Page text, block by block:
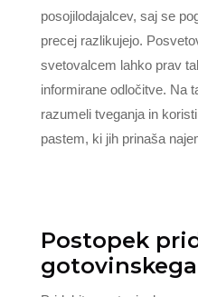
posojilodajalcev, saj se
precej razlikujejo.
svetovalcem lahko prav
informirane odločitve. Na
razumeli tveganja in
pastem, ki jih prinaša
Postopek